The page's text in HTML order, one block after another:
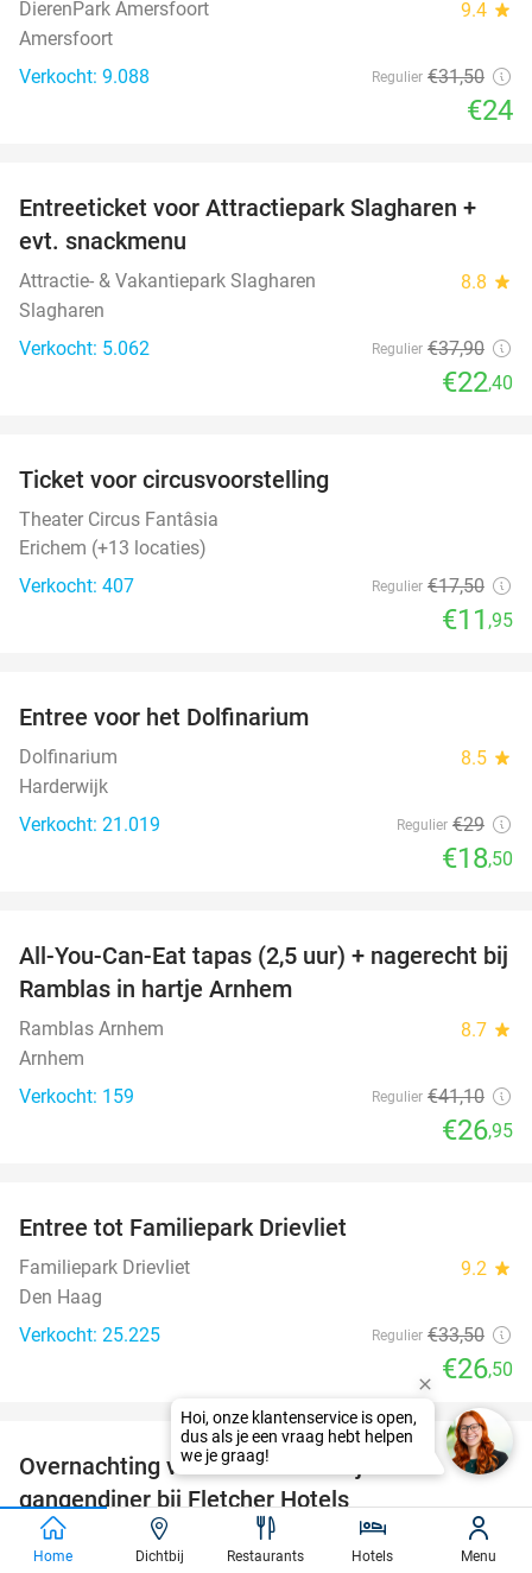
DierenPark Amersfoort 9.4 star
Amersfoort
Verkocht: 9.088
Regulier €31,50
€24
41%
Entreeticket voor Attractiepark Slagharen +
evt. snackmenu
Attractie- & Vakantiepark Slagharen 8.8 star
Slagharen
Verkocht: 5.062
Regulier €37,90
€22,40
Ticket voor circusvoorstelling
Theater Circus Fantâsia
Erichem (+13 locaties)
Verkocht: 407
Regulier €17,50
€11 ,95
Entree voor het Dolfinarium
Dolfinarium 8.5 star
Harderwijk
Verkocht: 21.019
Regulier €29
€18,50
34%
All-You-Can-Eat tapas (2,5 uur) + nagerecht bij
Ramblas in hartje Arnhem
Ramblas Arnhem 8.7 star
Arnhem
Verkocht: 159
Regulier €41,10
€26,95
Entree tot Familiepark Drievliet
Familiepark Drievliet 9.2 star
Den Haag
Verkocht: 25.225
Regulier €33,50
€26,50
favorite_border
Overnachting voor 2 + evt. ontbijt en 3-
gangendiner bij Fletcher Hotels
Fletcher Hotels
Nieuwegein (+ meerdere locaties)
Home Dichtbij Restaurants Hotels Menu